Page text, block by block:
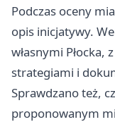
Podczas oceny
opis inicjatywy.
własnymi
strategiami i
Sprawdzano też,
proponowanym